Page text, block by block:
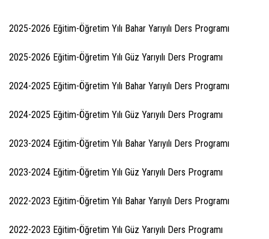
2025-2026 Eğitim-Öğretim Yılı Bahar Yarıyılı Ders Programı
2025-2026 Eğitim-Öğretim Yılı Güz Yarıyılı Ders Programı
2024-2025 Eğitim-Öğretim Yılı Bahar Yarıyılı Ders Programı
2024-2025 Eğitim-Öğretim Yılı Güz Yarıyılı Ders Programı
2023-2024 Eğitim-Öğretim Yılı Bahar Yarıyılı Ders Programı
2023-2024 Eğitim-Öğretim Yılı Güz Yarıyılı Ders Programı
2022-2023 Eğitim-Öğretim Yılı Bahar Yarıyılı Ders Programı
2022-2023 Eğitim-Öğretim Yılı Güz Yarıyılı Ders Programı